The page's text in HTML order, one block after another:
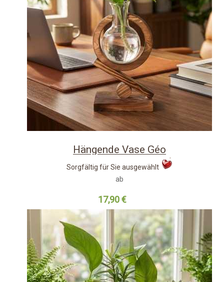
Hängende Vase Géo
Sorgfältig für Sie ausgewählt
ab
17,90 €